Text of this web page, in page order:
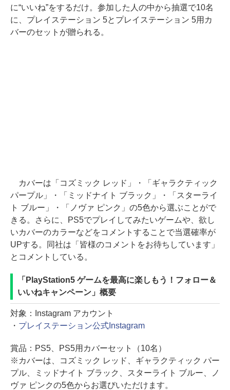
に“いいね”をするだけ。参加した人の中から抽選で10名
に、プレイステーション 5とプレイステーション 5用カ
バーのセットが贈られる。
カバーは「コズミック レッド」・「ギャラクティック
パープル」・「ミッドナイト ブラック」・「スターライ
ト ブルー」・「ノヴァ ピンク」の5色から選ぶことがで
きる。さらに、PS5でプレイしてみたいゲームや、欲し
いカバーのカラーなどをコメントすることで当選確率が
UPする。同社は「皆様のコメントをお待ちしています」
とコメントしている。
「PlayStation5 ゲームを最高に楽しもう！フォロー＆
いいねキャンペーン」概要
対象：Instagram アカウント
・ プレイステーション公式Instagram
賞品：PS5、PS5用カバーセット（10名）
※カバーは、コズミック レッド、ギャラクティック パー
プル、ミッドナイト ブラック、スターライト ブルー、ノ
ヴァ ピンクの5色からお選びいただけます。